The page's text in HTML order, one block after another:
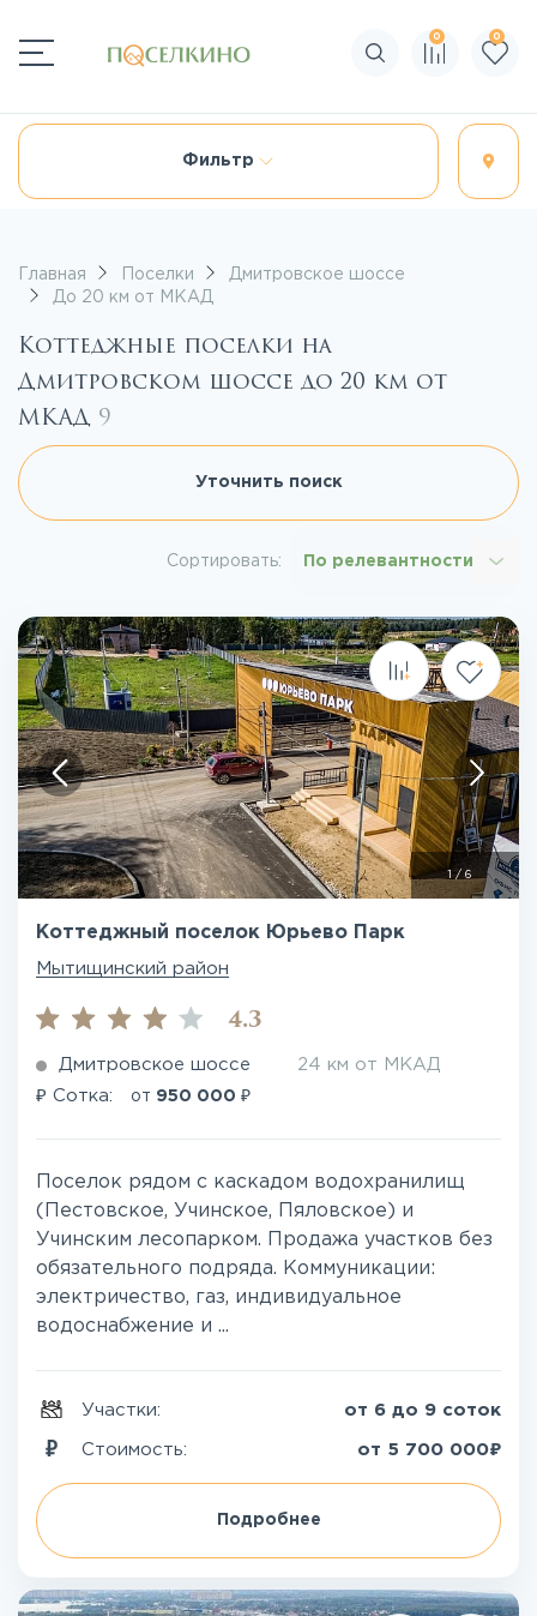
Поиск по сайту
0 0
Фильтр
Главная Поселки
Дмитровское шоссе
До 20 км от МКАД
Коттеджные поселки на
Дмитровском шоссе до 20 км от
МКАД 9
Уточнить поиск
Сортировать: По релевантности
1 / 6
Коттеджный поселок Юрьево Парк
Мытищинский район
4.3
Дмитровское шоссе 24 км от МКАД
₽ Сотка: от 950 000 ₽
Поселок рядом с каскадом водохранилищ
(Пестовское, Учинское, Пяловское) и
Учинским лесопарком. Продажа участков без
обязательного подряда. Коммуникации:
электричество, газ, индивидуальное
водоснабжение и ...
Участки: от 6 до 9 соток
Стоимость: от 5 700 000₽
Подробнее